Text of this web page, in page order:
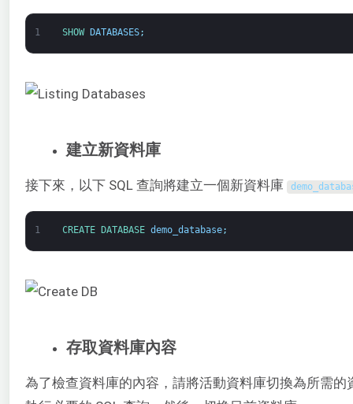
1 SHOW DATABASES;
建立新資料庫
接下來，以下 SQL 查詢將建立一個新資料庫
1 CREATE DATABASE demo_database;
存取資料庫內容
為了檢查資料庫的內容，請將活動資料庫切換為所需的